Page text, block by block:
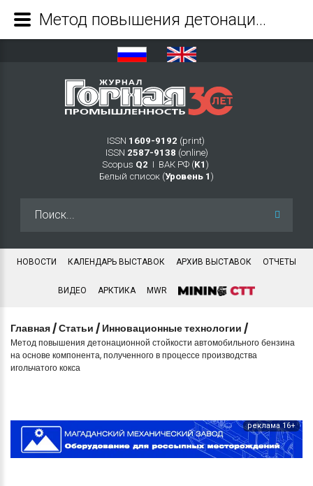
ISSN 1609-9192 (print)
ISSN 2587-9138 (online)
Scopus Q2 Ι ВАК РФ (K1 )
Белый список (Уровень 1 )
НОВОСТИ КАЛЕНДАРЬ ВЫСТАВОК АРХИВ ВЫСТАВОК ОТЧЕТЫ
ВИДЕО АРКТИКА MWR
Главная /Статьи / Инновационные технологии /
Метод повышения детонационной стойкости автомобильного бензина
на основе компонента, полученного в процессе производства
игольчатого кокса
реклама 16+
Метод повышения детонационной стойкости автомобильного бензина на основе компонента, полученного в процессе производства игольчатого кокса - Журнал Горная промышленность